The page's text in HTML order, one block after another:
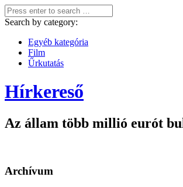
Search by category:
Egyéb kategória
Film
Űrkutatás
Hírkereső
Az állam több millió eurót
Archívum